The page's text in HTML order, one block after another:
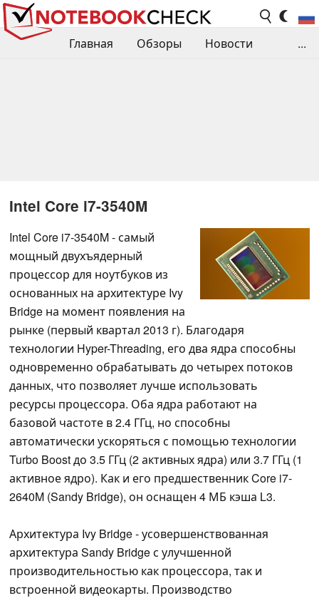
Главная Обзоры
Новости
...
Intel Core i7-3540M
Intel Core i7-3540M - самый
мощный двухъядерный
процессор для ноутбуков из
основанных на архитектуре Ivy
Bridge на момент появления на
рынке (первый квартал 2013 г). Благодаря
технологии Hyper-Threading, его два ядра способны
одновременно обрабатывать до четырех потоков
данных, что позволяет лучше использовать
ресурсы процессора. Оба ядра работают на
базовой частоте в 2.4 ГГц, но способны
автоматически ускоряться с помощью технологии
Turbo Boost до 3.5 ГГц (2 активных ядра) или 3.7 ГГц (1
активное ядро). Как и его предшественник Core i7-
2640M (Sandy Bridge), он оснащен 4 МБ кэша L3.
Архитектура Ivy Bridge - усовершенствованная
архитектура Sandy Bridge с улучшенной
производительностью как процессора, так и
встроенной видеокарты. Производство